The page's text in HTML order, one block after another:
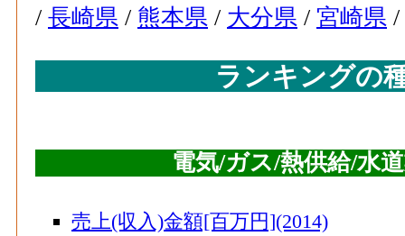
80
大田区(東京都)
宮崎市(宮崎県)
84
大分市(大分県)
85
新座市(埼玉県)
86
入間市(埼玉県)
/ 長崎県 / 熊本県 / 大分県 / 宮崎県 /
ランキングの
電気/ガス/熱供給/水
売上(収入)金額[百万円](2014)